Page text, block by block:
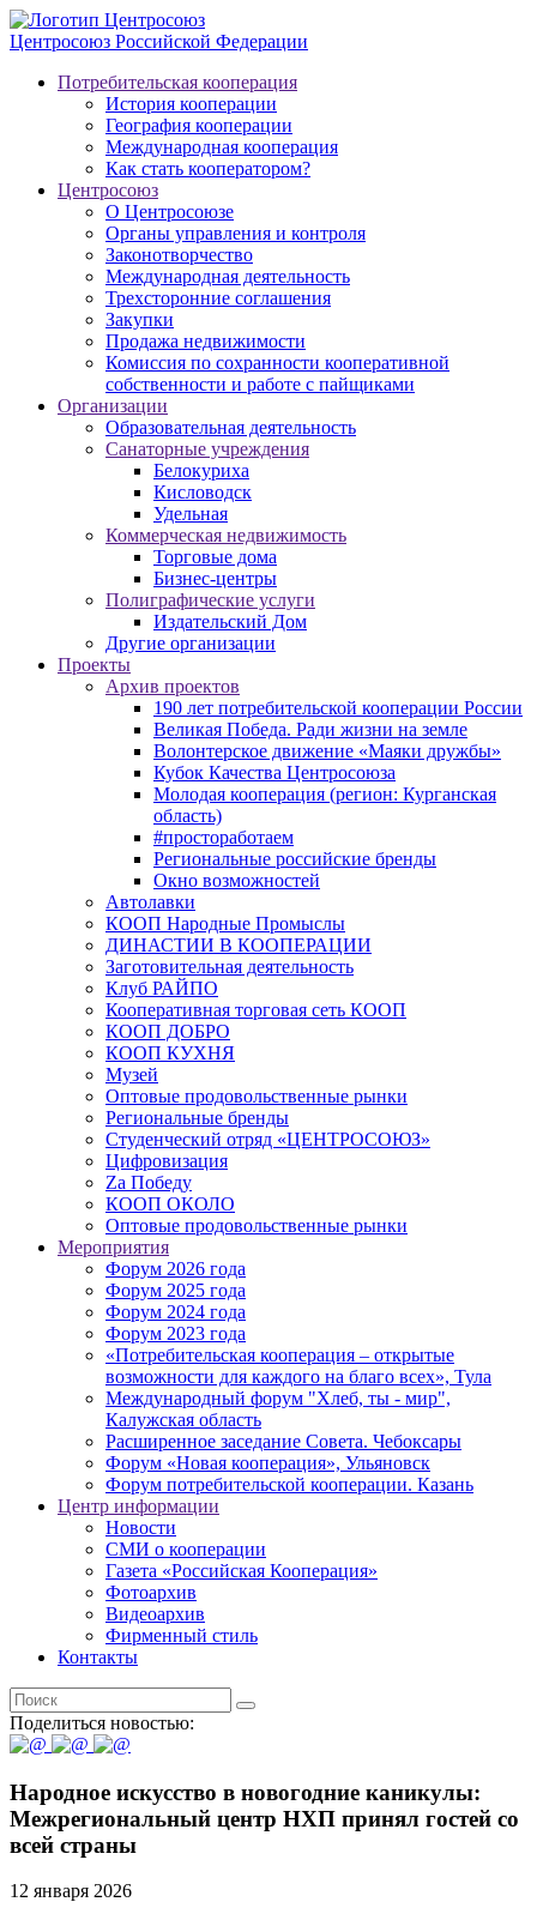
Центросоюз Российской Федерации
Потребительская кооперация
История кооперации
География кооперации
Международная кооперация
Как стать кооператором?
Центросоюз
О Центросоюзе
Органы управления и контроля
Законотворчество
Международная деятельность
Трехсторонние соглашения
Закупки
Продажа недвижимости
Комиссия по сохранности кооперативной
собственности и работе с пайщиками
Организации
Образовательная деятельность
Санаторные учреждения
Белокуриха
Кисловодск
Удельная
Коммерческая недвижимость
Торговые дома
Бизнес-центры
Полиграфические услуги
Издательский Дом
Другие организации
Проекты
Архив проектов
190 лет потребительской кооперации России
Великая Победа. Ради жизни на земле
Волонтерское движение «Маяки дружбы»
Кубок Качества Центросоюза
Молодая кооперация (регион: Курганская
область)
#простоработаем
Региональные российские бренды
Окно возможностей
Автолавки
КООП Народные Промыслы
ДИНАСТИИ В КООПЕРАЦИИ
Заготовительная деятельность
Клуб РАЙПО
Кооперативная торговая сеть КООП
КООП ДОБРО
КООП КУХНЯ
Музей
Оптовые продовольственные рынки
Региональные бренды
Студенческий отряд «ЦЕНТРОСОЮЗ»
Цифровизация
Zа Победу
КООП ОКОЛО
Оптовые продовольственные рынки
Мероприятия
Форум 2026 года
Форум 2025 года
Форум 2024 года
Форум 2023 года
«Потребительская кооперация – открытые
возможности для каждого на благо всех», Тула
Международный форум "Хлеб, ты - мир",
Калужская область
Расширенное заседание Совета. Чебоксары
Форум «Новая кооперация», Ульяновск
Форум потребительской кооперации. Казань
Центр информации
Новости
СМИ о кооперации
Газета «Российская Кооперация»
Фотоархив
Видеоархив
Фирменный стиль
Контакты
Поделиться новостью:
Народное искусство в новогодние каникулы:
Межрегиональный центр НХП принял гостей со
всей страны
12 января 2026